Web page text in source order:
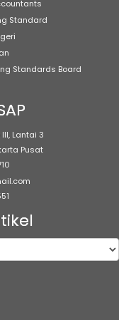
Standard
Standards Board
Lantai 3
Pusat